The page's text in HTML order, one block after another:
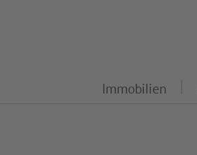
Immobilien